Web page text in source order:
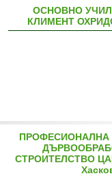
ОСНОВНО
КЛИМЕНТ
ПРОФЕСИОНАЛНА
СТРОИТЕЛСТВО